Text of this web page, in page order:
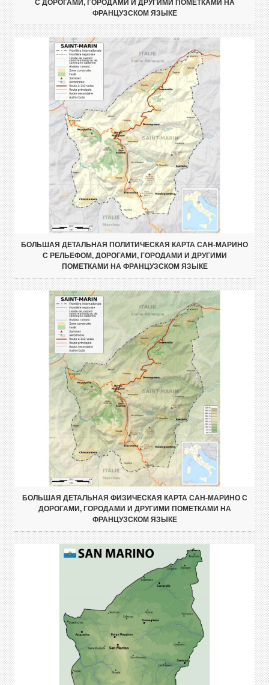
С ДОРОГАМИ, ГОРОДАМИ И ДРУГИМИ ПОМЕТКАМИ НА
ФРАНЦУЗСКОМ ЯЗЫКЕ
БОЛЬШАЯ ДЕТАЛЬНАЯ ПОЛИТИЧЕСКАЯ КАРТА САН-МАРИНО
С РЕЛЬЕФОМ, ДОРОГАМИ, ГОРОДАМИ И ДРУГИМИ
ПОМЕТКАМИ НА ФРАНЦУЗСКОМ ЯЗЫКЕ
БОЛЬШАЯ ДЕТАЛЬНАЯ ФИЗИЧЕСКАЯ КАРТА САН-МАРИНО С
ДОРОГАМИ, ГОРОДАМИ И ДРУГИМИ ПОМЕТКАМИ НА
ФРАНЦУЗСКОМ ЯЗЫКЕ